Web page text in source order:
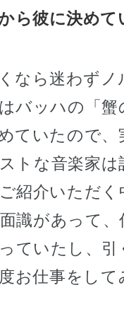
ら彼に決めて
なら迷わずノ
バッハの「蟹
ていたので、
トな音楽家は
紹介いただく
識があって、
ていたし、引
お仕事をして